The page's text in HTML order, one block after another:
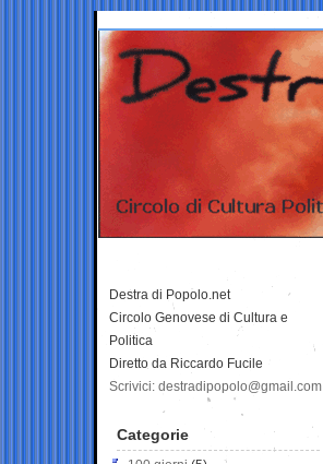
Destra di Popolo.net
Circolo Genovese di Cultura e
Politica
Diretto da Riccardo Fucile
Scrivici: destradipopolo@gmail.com
Categorie